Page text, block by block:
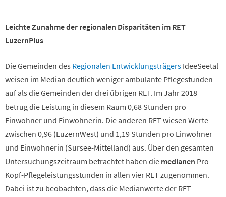
Leichte Zunahme der regionalen Disparitäten im RET
LuzernPlus
Die Gemeinden des Regionalen Entwicklungsträgers IdeeSeetal
weisen im Median deutlich weniger ambulante Pflegestunden
auf als die Gemeinden der drei übrigen RET. Im Jahr 2018
betrug die Leistung in diesem Raum 0,68 Stunden pro
Einwohner und Einwohnerin. Die anderen RET wiesen Werte
zwischen 0,96 (LuzernWest) und 1,19 Stunden pro Einwohner
und Einwohnerin (Sursee-Mittelland) aus. Über den gesamten
Untersuchungszeitraum betrachtet haben die medianen Pro-
Kopf-Pflegeleistungsstunden in allen vier RET zugenommen.
Dabei ist zu beobachten, dass die Medianwerte der RET